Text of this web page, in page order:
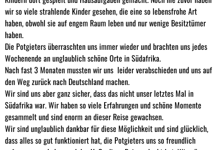
wir so viele strahlende Kinder gesehen, die eine so lebensfrohe Art
haben, obwohl sie auf engem Raum leben und nur wenige Besitztümer
haben.
Die Potgieters überraschten uns immer wieder und brachten uns jedes
Wochenende an unglaublich schöne Orte in Südafrika.
Nach fast 3 Monaten mussten wir uns leider verabschieden und uns auf
den Weg zurück nach Deutschland machen.
Wir sind uns aber ganz sicher, dass das nicht unser letztes Mal in
Südafrika war. Wir haben so viele Erfahrungen und schöne Momente
gesammelt und sind enorm an dieser Reise gewachsen.
Wir sind unglaublich dankbar für diese Möglichkeit und sind glücklich,
dass alles so gut funktioniert hat, die Potgieters uns so freundlich